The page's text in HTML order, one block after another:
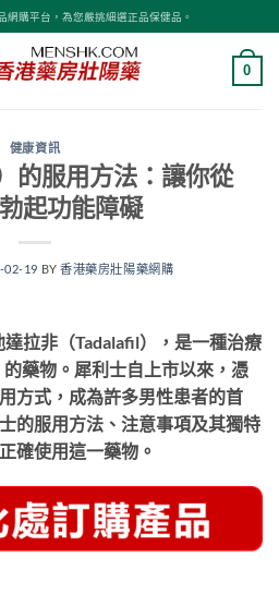
網購平台，為您嚴挑細選正品保健品。
0
健康資訊
的服用方法：讓你從
起功能障礙
02-19 BY香港藥房壯陽藥網購
達拉非（Tadalafil），是一種治療
的藥物。犀利士自上市以來，憑
方式，成為許多男性患者的首
的服用方法、注意事項及其獨特
確使用這一藥物。